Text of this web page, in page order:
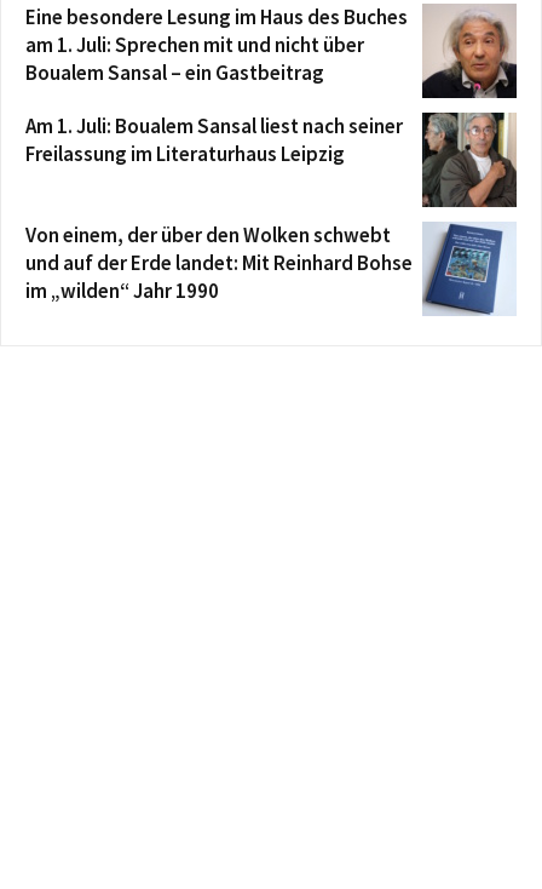
Eine besondere Lesung im Haus des Buches
am 1. Juli: Sprechen mit und nicht über
Boualem Sansal – ein Gastbeitrag
Am 1. Juli: Boualem Sansal liest nach seiner
Freilassung im Literaturhaus Leipzig
Von einem, der über den Wolken schwebt
und auf der Erde landet: Mit Reinhard Bohse
im „wilden“ Jahr 1990